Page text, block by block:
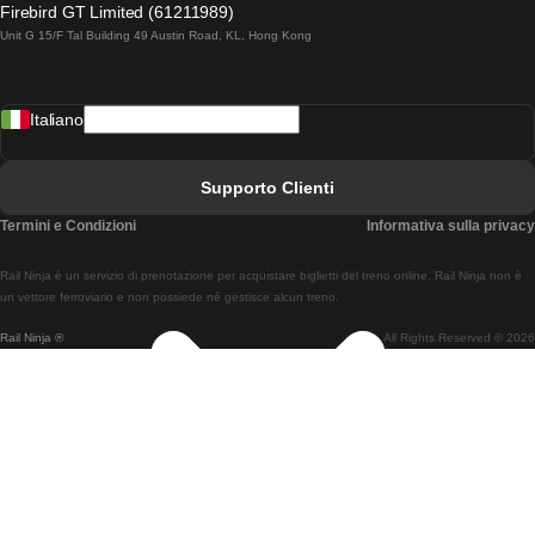
Treni Da Lisbona A Madrid
Treni Da Lisbon A Braga
Treni Da Braga A Lisbona
Firebird GT Limited (61211989)
Unit G 15/F Tal Building 49 Austin Road, KL, Hong Kong
Rail Ninja ® All Rights Reserved © 2026
Rail Ninja è un servizio di prenotazione per acquistare biglietti del treno online. Rail Ninja non è
un vettore ferroviario e non possiede né gestisce alcun treno.
Italiano
Supporto Clienti
Termini e Condizioni Informativa sulla privacy